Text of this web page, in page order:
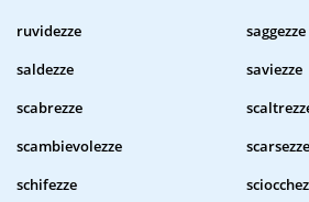
ruvidezze
saggezze
saldezze
saviezze
scabrezze
scambievolezze
scarsezze
schifezze